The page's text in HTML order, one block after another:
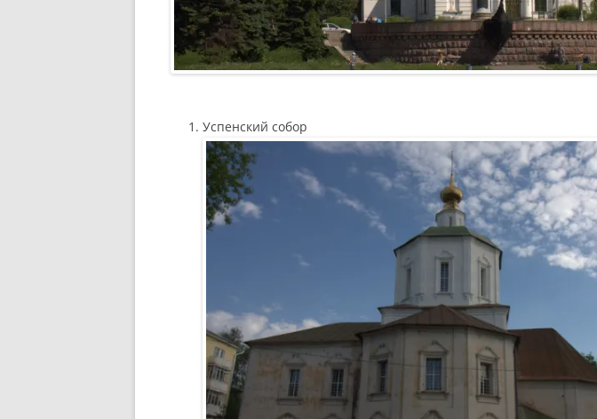
Успенский собор